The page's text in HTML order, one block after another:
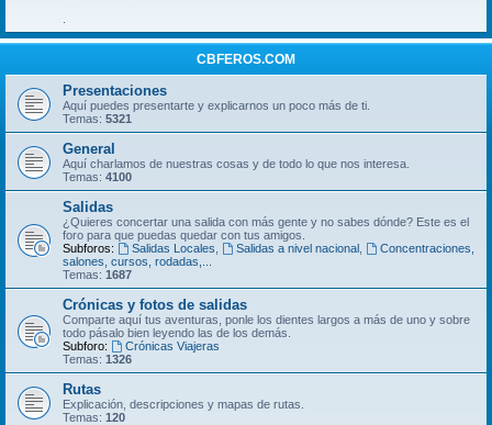
CBFEROS.COM
Presentaciones
Aquí puedes presentarte y explicarnos un poco más de ti.
Temas: 5321
General
Aquí charlamos de nuestras cosas y de todo lo que nos interesa.
Temas: 4100
Salidas
¿Quieres concertar una salida con más gente y no sabes dónde? Este es el
foro para que puedas quedar con tus amigos.
Subforos:
Salidas Locales Salidas a nivel nacional,
Concentraciones,
salones, cursos, rodadas,...
Temas: 1687
Crónicas y fotos de salidas
Comparte aquí tus aventuras, ponle los dientes largos a más de uno y sobre
todo pásalo bien leyendo las de los demás.
Subforo:
Crónicas Viajeras
Temas: 1326
Rutas
Explicación, descripciones y mapas de rutas.
Temas: 120